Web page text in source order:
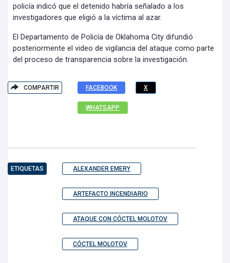
policía indicó que el detenido habría señalado a los
investigadores que eligió a la víctima al azar.
El Departamento de Policía de Oklahoma City difundió
posteriormente el video de vigilancia del ataque como parte
del proceso de transparencia sobre la investigación.
COMPARTIR FACEBOOK X
WHATSAPP
ETIQUETAS ALEXANDER EMERY
ARTEFACTO INCENDIARIO
ATAQUE CON CÓCTEL MOLOTOV
CÓCTEL MOLOTOV